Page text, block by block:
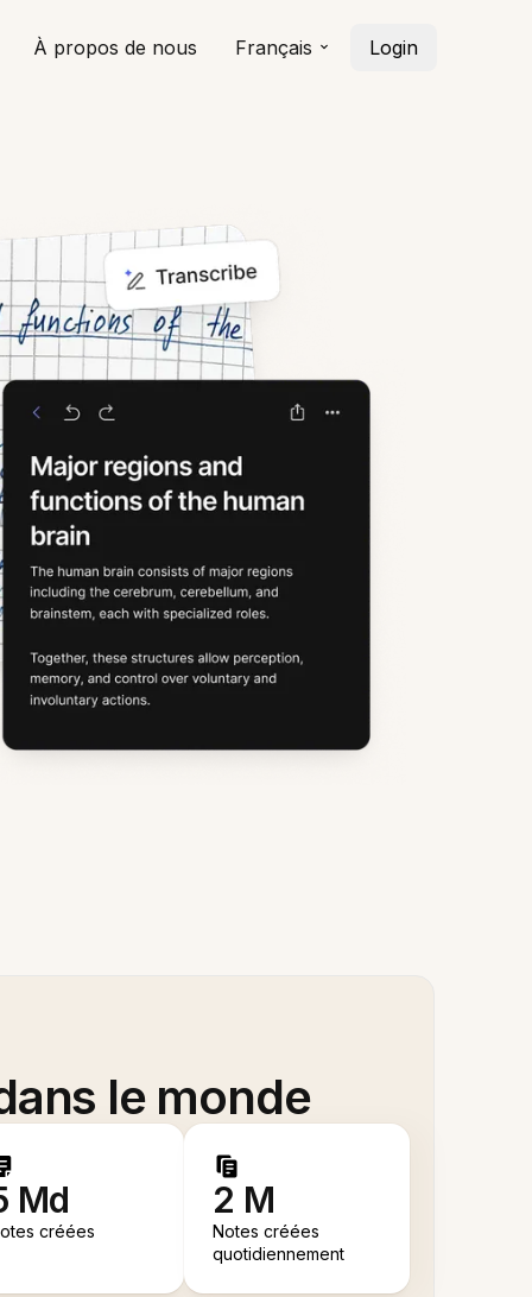
À propos de nous Français Login
le monde
Md
créées
2 M
Notes créées
quotidiennement